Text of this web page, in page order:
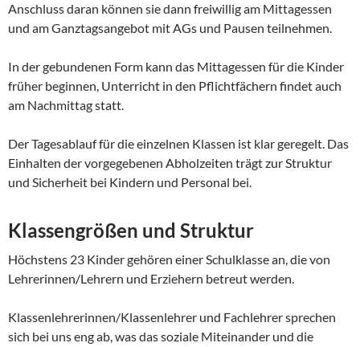
Anschluss daran können sie dann freiwillig am Mittagessen
und am Ganztagsangebot mit AGs und Pausen teilnehmen.
In der gebundenen Form kann das Mittagessen für die Kinder
früher beginnen, Unterricht in den Pflichtfächern findet auch
am Nachmittag statt.
Der Tagesablauf für die einzelnen Klassen ist klar geregelt. Das
Einhalten der vorgegebenen Abholzeiten trägt zur Struktur
und Sicherheit bei Kindern und Personal bei.
Klassengrößen und Struktur
Höchstens 23 Kinder gehören einer Schulklasse an, die von
Lehrerinnen/Lehrern und Erziehern betreut werden.
Klassenlehrerinnen/Klassenlehrer und Fachlehrer sprechen
sich bei uns eng ab, was das soziale Miteinander und die